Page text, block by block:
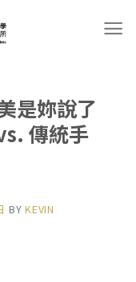
是妳說了
傳統手
BYKEVIN